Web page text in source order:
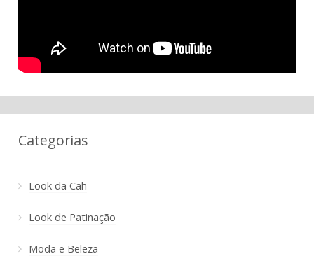
Categorias
Look da Cah
Look de Patinação
Moda e Beleza